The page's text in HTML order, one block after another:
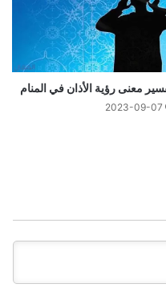
معنى رؤية الأذان في المنام
2023-09-07